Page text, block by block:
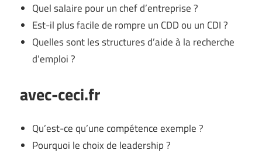
Quel salaire pour un chef d’entreprise ?
Est-il plus facile de rompre un CDD ou un CDI ?
Quelles sont les structures d’aide à la recherche
d’emploi ?
avec-ceci.fr
Qu’est-ce qu’une compétence exemple ?
Pourquoi le choix de leadership ?